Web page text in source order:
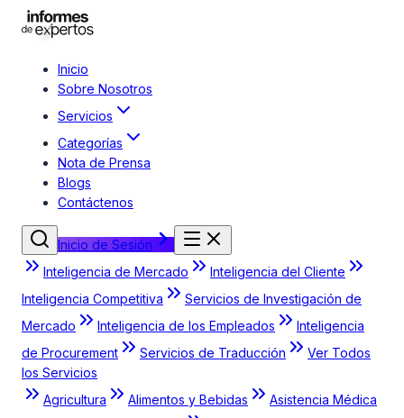
Inicio
Sobre Nosotros
Servicios
Categorías
Nota de Prensa
Blogs
Contáctenos
Inicio de Sesión
Inteligencia de Mercado
Inteligencia del Cliente
Inteligencia Competitiva
Servicios de Investigación de
Mercado
Inteligencia de los Empleados
Inteligencia
de Procurement
Servicios de Traducción
Ver Todos
los Servicios
Agricultura
Alimentos y Bebidas
Asistencia Médica